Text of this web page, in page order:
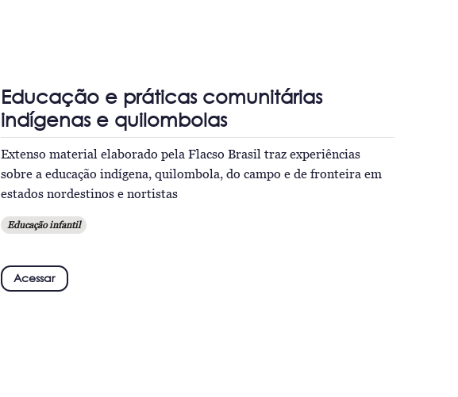
Educação e práticas comunitárias
indígenas e quilombolas
Extenso material elaborado pela Flacso Brasil traz experiências
sobre a educação indígena, quilombola, do campo e de fronteira em
estados nordestinos e nortistas
Educação infantil
Acessar